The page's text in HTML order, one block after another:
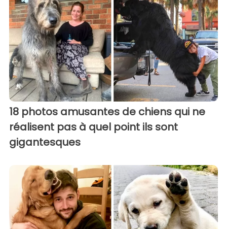
18 photos amusantes de chiens qui ne
réalisent pas à quel point ils sont
gigantesques